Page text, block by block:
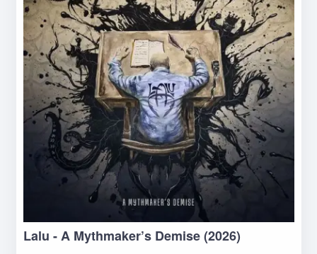
Lalu - A Mythmaker’s Demise (2026)